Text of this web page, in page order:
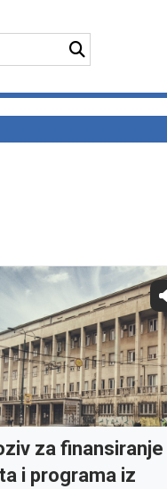
za finansiranje
i programa iz